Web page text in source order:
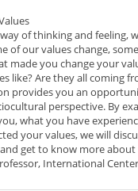
of thinking and feeling,
of our values change,
made you change your
like? Are they all coming
provides you an
perspective. By
what you have
your values, we will
get to know more about
International